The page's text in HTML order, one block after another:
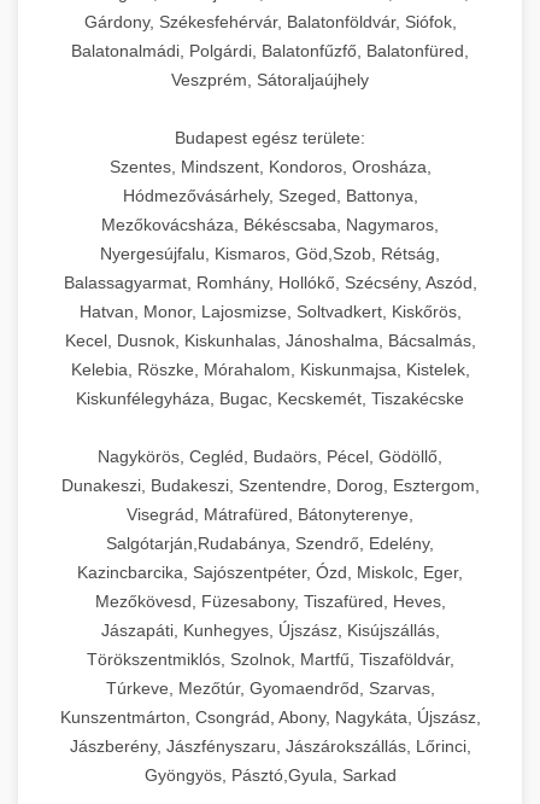
Gárdony, Székesfehérvár, Balatonföldvár, Siófok,
Balatonalmádi, Polgárdi, Balatonfűzfő, Balatonfüred,
Veszprém, Sátoraljaújhely
Budapest egész területe:
Szentes, Mindszent, Kondoros, Orosháza,
Hódmezővásárhely, Szeged, Battonya,
Mezőkovácsháza, Békéscsaba, Nagymaros,
Nyergesújfalu, Kismaros, Göd,Szob, Rétság,
Balassagyarmat, Romhány, Hollókő, Szécsény, Aszód,
Hatvan, Monor, Lajosmizse, Soltvadkert, Kiskőrös,
Kecel, Dusnok, Kiskunhalas, Jánoshalma, Bácsalmás,
Kelebia, Röszke, Mórahalom, Kiskunmajsa, Kistelek,
Kiskunfélegyháza, Bugac, Kecskemét, Tiszakécske
Nagykörös, Cegléd, Budaörs, Pécel, Gödöllő,
Dunakeszi, Budakeszi, Szentendre, Dorog, Esztergom,
Visegrád, Mátrafüred, Bátonyterenye,
Salgótarján,Rudabánya, Szendrő, Edelény,
Kazincbarcika, Sajószentpéter, Ózd, Miskolc, Eger,
Mezőkövesd, Füzesabony, Tiszafüred, Heves,
Jászapáti, Kunhegyes, Újszász, Kisújszállás,
Törökszentmiklós, Szolnok, Martfű, Tiszaföldvár,
Túrkeve, Mezőtúr, Gyomaendrőd, Szarvas,
Kunszentmárton, Csongrád, Abony, Nagykáta, Újszász,
Jászberény, Jászfényszaru, Jászárokszállás, Lőrinci,
Gyöngyös, Pásztó,Gyula, Sarkad